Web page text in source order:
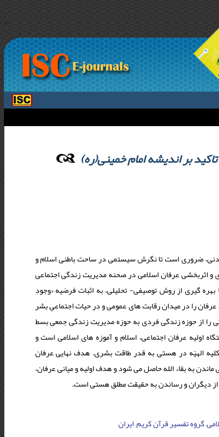
>
بر اندیشه امام خمینی(ره)
ضروری است تا نگرش سیستمی در ساحت باطنی اسلام و
و اثربخشی عرفان اسلامی در صحنه مدیریت زندگی اجتماعی
گیری از روش توصیفی- تحلیلی، به اثبات فرضیه «وجودِ
را در میدان رقابت های عمومی و در حیات اجتماعیِ بشر
را از حوزه زندگی فردی به حوزه مدیریت زندگی جمعی بسط
اولیه عرفان اجتماعی، اسلام و آموزه های اسلامی است و
الهیّه در هستی به قدر طاقت بشری. هدف نهایی عرفان
به بقاء الله حاصل می شود و هدف اولیه و میانی عرفان،
دیگران و رساندن به حقیقت مطلق هستی است.
گروه تفسیر قرآن کریم, ایران